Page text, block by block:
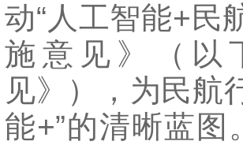
动“人工智能+民
施意见》（以
见》），为民航
能+”的清晰蓝